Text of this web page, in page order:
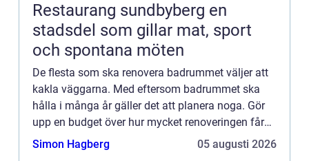
Restaurang sundbyberg en
stadsdel som gillar mat, sport
och spontana möten
De flesta som ska renovera badrummet väljer att
kakla väggarna. Med eftersom badrummet ska
hålla i många år gäller det att planera noga. Gör
upp en budget över hur mycket renoveringen får
kosta. Det finns nämligen mycket kakel som är
Simon Hagberg 05 augusti 2026